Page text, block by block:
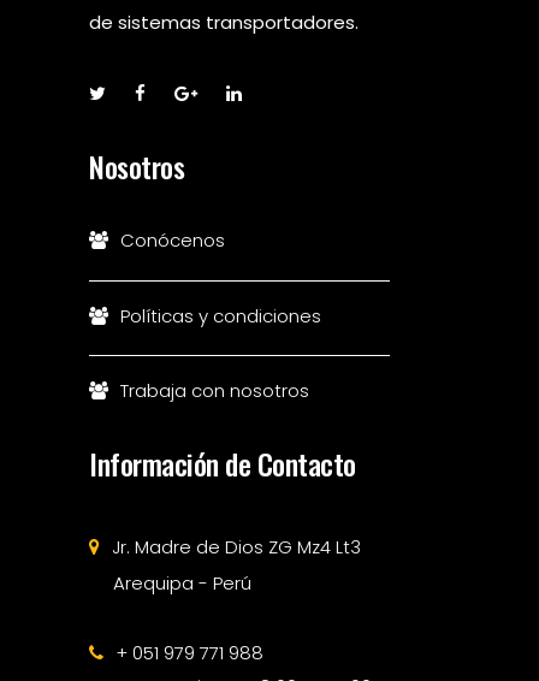
de sistemas transportadores.
Nosotros
Conócenos
Políticas y condiciones
Trabaja con nosotros
Información de Contacto
Jr. Madre de Dios ZG Mz4 Lt3
Arequipa - Perú
+ 051 979 771 988